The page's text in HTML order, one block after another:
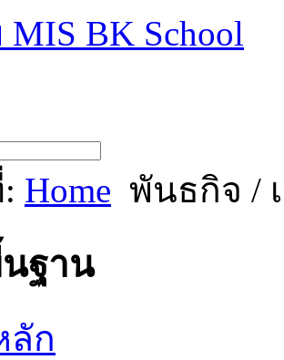
BK School
Home พันธกิจ /
ฐาน
ลัก